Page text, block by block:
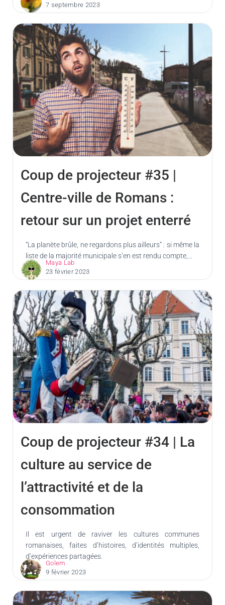
7 septembre 2023
Coup de projecteur #35 |
Centre-ville de Romans :
retour sur un projet enterré
“La planète brûle, ne regardons plus ailleurs” : si même la
liste de la majorité municipale s’en est rendu compte,...
Maya Lab
23 février 2023
Coup de projecteur #34 | La
culture au service de
l’attractivité et de la
consommation
Il est urgent de raviver les cultures communes
romanaises, faites d’histoires, d’identités multiples,
d’expériences partagées.
Golem
9 février 2023